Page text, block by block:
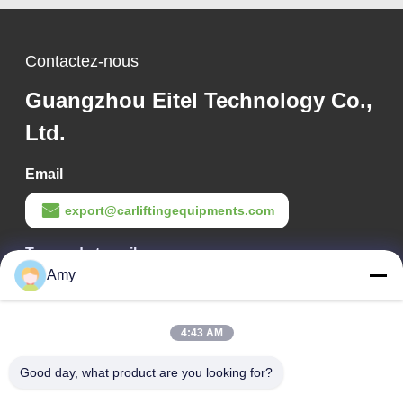
du véhicule
Contactez-nous
Guangzhou Eitel Technology Co.,
Ltd.
Email
export@carliftingequipments.com
Temps de travail
09:00-18:00
Route nationale 106, district de Huadu, ville de Guangzhou
Amy
4:43 AM
Good day, what product are you looking for?